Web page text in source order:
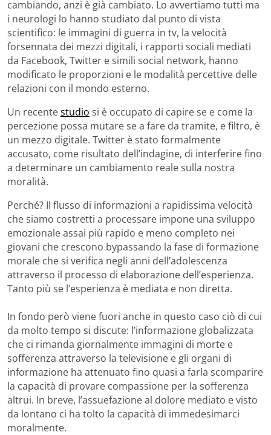
cambiando, anzi è già cambiato. Lo avvertiamo tutti ma
i neurologi lo hanno studiato dal punto di vista
scientifico: le immagini di guerra in tv, la velocità
forsennata dei mezzi digitali, i rapporti sociali mediati
da Facebook, Twitter e simili social network, hanno
modificato le proporzioni e le modalità percettive delle
relazioni con il mondo esterno.
Un recentestudio si è occupato di capire se e come la
percezione possa mutare se a fare da tramite, e filtro, è
un mezzo digitale. Twitter è stato formalmente
accusato, come risultato dell’indagine, di interferire fino
a determinare un cambiamento reale sulla nostra
moralità.
Perché? Il flusso di informazioni a rapidissima velocità
che siamo costretti a processare impone una sviluppo
emozionale assai più rapido e meno completo nei
giovani che crescono bypassando la fase di formazione
morale che si verifica negli anni dell’adolescenza
attraverso il processo di elaborazione dell’esperienza.
Tanto più se l’esperienza è mediata e non diretta.
In fondo però viene fuori anche in questo caso ciò di cui
da molto tempo si discute: l’informazione globalizzata
che ci rimanda giornalmente immagini di morte e
sofferenza attraverso la televisione e gli organi di
informazione ha attenuato fino quasi a farla scomparire
la capacità di provare compassione per la sofferenza
altrui. In breve, l’assuefazione al dolore mediato e visto
da lontano ci ha tolto la capacità di immedesimarci
moralmente.